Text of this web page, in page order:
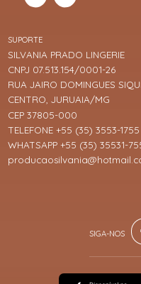
SUPORTE
SILVANIA PRADO LINGERIE
CNPJ 07.513.154/0001-26
RUA JAIRO DOMINGUES
CENTRO, JURUAIA/MG
CEP 37805-000
TELEFONE +55 (35) 3553-1755
WHATSAPP +55 (35) 35531-